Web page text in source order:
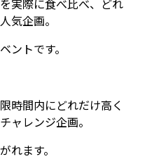
実際に食べ比べ、どれ
気企画。
ントです。
時間内にどれだけ高く
ャレンジ企画。
れます。